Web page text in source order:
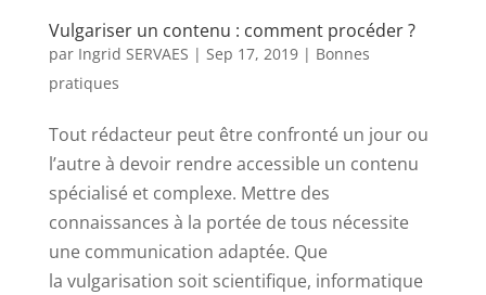
Vulgariser un contenu : comment procéder ?
par Ingrid SERVAES | Sep 17, 2019| Bonnes
pratiques
Tout rédacteur peut être confronté un jour ou
l’autre à devoir rendre accessible un contenu
spécialisé et complexe. Mettre des
connaissances à la portée de tous nécessite
une communication adaptée. Que
la vulgarisation soit scientifique, informatique